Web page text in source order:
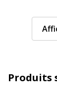
Couleur(s)
Produits